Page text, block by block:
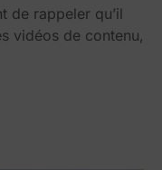
de rappeler qu’il
vidéos de contenu,